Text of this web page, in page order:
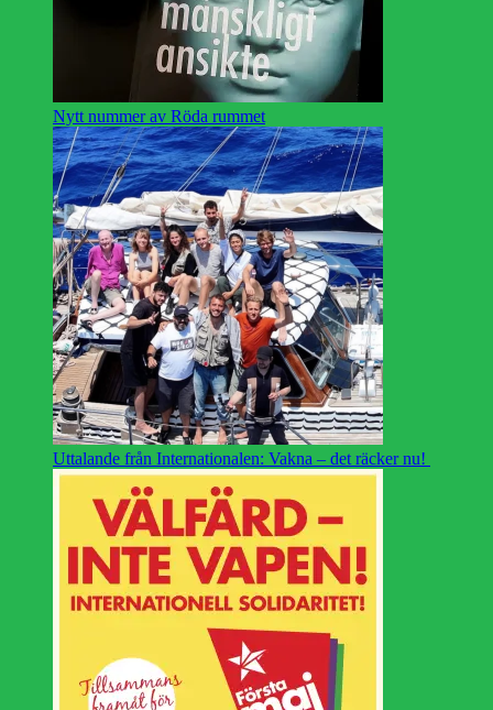
Nytt nummer av Röda rummet
Uttalande från Internationalen: Vakna – det räcker nu!